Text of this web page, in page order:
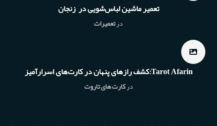
تعمیر ماشین لباس‌شویی در زنجان
درتعمیرات
Tarot Afarin:کشف رازهای پنهان در کارت‌های اسرارآمیز
درکارت های تاروت